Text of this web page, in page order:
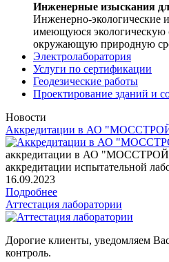
Инженерные изыскания
Инженерно-экологические
имеющуюся экологическую
окружающую природную
Электролаборатория
Услуги по сертификации
Геодезические работы
Проектирование зданий и
Новости
Аккредитации в АО
аккредитации в АО
аккредитации испытательной
16.09.2023
Подробнее
Аттестация лаборатории
Дорогие клиенты, уведомляем
контроль.